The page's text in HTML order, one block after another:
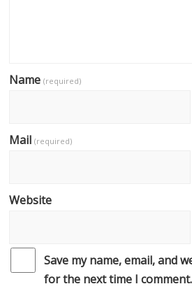
Name(required)
Mail(required)
Website
Save my name, email, and
for the next time I comment.